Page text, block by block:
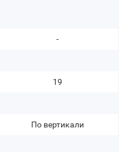
-
19
По вертикали